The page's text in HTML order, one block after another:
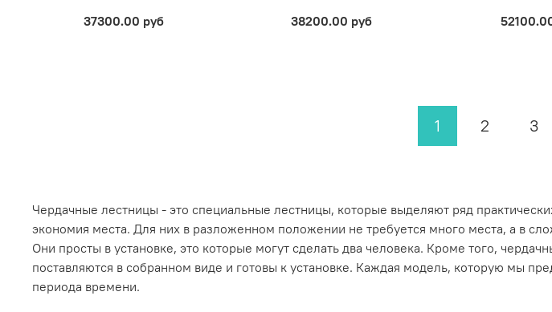
37300.00 руб 38200.00 руб
1 2 3
Чердачные лестницы - это специальные лестницы, которые выделяют ряд
экономия места. Для них в разложенном положении не требуется много места, а в
Они просты в установке, это которые могут сделать два человека. Кроме того,
поставляются в собранном виде и готовы к установке. Каждая модель, которую мы
периода времени.